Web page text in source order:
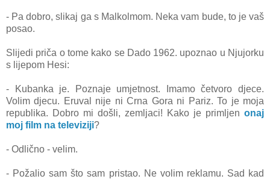
- Pa dobro, slikaj ga s Malkolmom. Neka vam bude, to je vaš
posao.
Slijedi priča o tome kako se Dado 1962. upoznao u Njujorku
s lijepom Hesi:
- Kubanka je. Poznaje umjetnost. Imamo četvoro djece.
Volim djecu. Eruval nije ni Crna Gora ni Pariz. To je moja
republika. Dobro mi došli, zemljaci! Kako je primljen onaj
moj film na televiziji?
- Odlično - velim.
- Požalio sam što sam pristao. Ne volim reklamu. Sad kad